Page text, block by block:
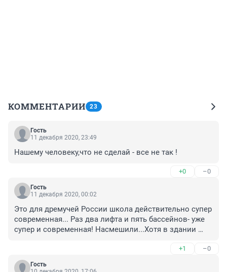
КОММЕНТАРИИ 23
Гость
11 декабря 2020, 23:49
Нашему человеку,что не сделай - все не так !
+0 –0
Гость
11 декабря 2020, 00:02
Это для дремучей России школа действительно супер
современная... Раз два лифта и пять бассейнов- уже
супер и современная! Насмешили...Хотя в здании
лифты- при таком количестве детей это может быть
опасно. Да и не пенсионеры- с этажа на этаж
пройтись!
+1 –0
Гость